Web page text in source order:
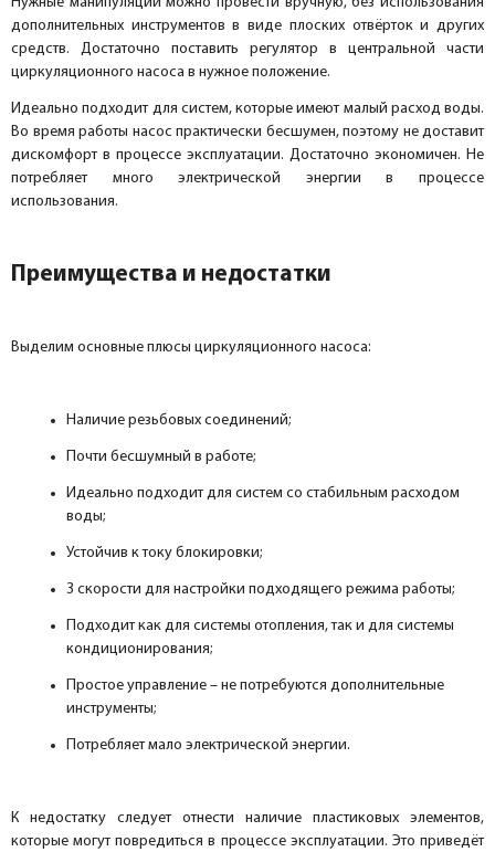
дополнительных инструментов в виде плоских отвёрток и других
средств. Достаточно поставить регулятор в центральной части
циркуляционного насоса в нужное положение.
Идеально подходит для систем, которые имеют малый расход воды.
Во время работы насос практически бесшумен, поэтому не доставит
дискомфорт в процессе эксплуатации. Достаточно экономичен. Не
потребляет много электрической энергии в процессе
использования.
Преимущества и недостатки
Выделим основные плюсы циркуляционного насоса:
Наличие резьбовых соединений;
Почти бесшумный в работе;
Идеально подходит для систем со стабильным расходом
воды;
Устойчив к току блокировки;
3 скорости для настройки подходящего режима работы;
Подходит как для системы отопления, так и для системы
кондиционирования;
Простое управление – не потребуются дополнительные
инструменты;
Потребляет мало электрической энергии.
К недостатку следует отнести наличие пластиковых элементов,
которые могут повредиться в процессе эксплуатации. Это приведёт